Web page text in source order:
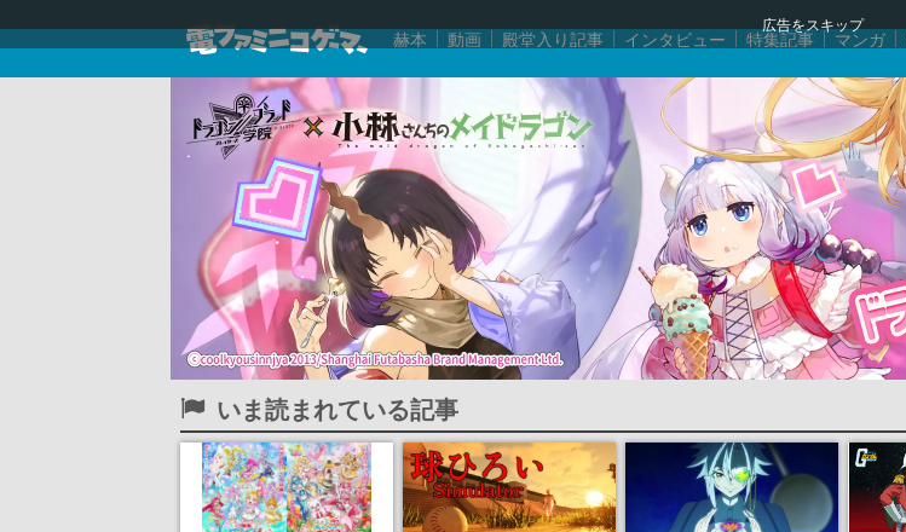
広告をスキップ
赫本 動画 殿堂入り記事 インタビュー 特集記事 マンガ
いま読まれている記事